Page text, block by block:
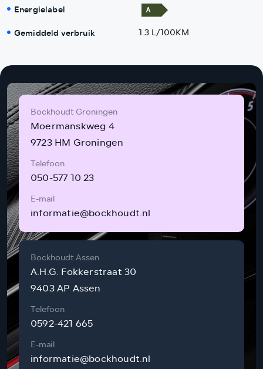
Energielabel
Gemiddeld verbruik
1.3 L/100KM
Bockhoudt Groningen
Moermanskweg 4
9723 HM Groningen
Telefoon
050-577 10 23
E-mail
informatie@bockhoudt.nl
Bockhoudt Assen
A.H.G. Fokkerstraat 30
9403 AP Assen
Telefoon
0592-421 665
E-mail
informatie@bockhoudt.nl